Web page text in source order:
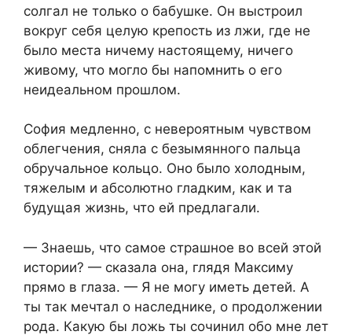
солгал не только о бабушке. Он выстроил
вокруг себя целую крепость из лжи, где не
было места ничему настоящему, ничего
живому, что могло бы напомнить о его
неидеальном прошлом.
София медленно, с невероятным чувством
облегчения, сняла с безымянного пальца
обручальное кольцо. Оно было холодным,
тяжелым и абсолютно гладким, как и та
будущая жизнь, что ей предлагали.
— Знаешь, что самое страшное во всей этой
истории? — сказала она, глядя Максиму
прямо в глаза. — Я не могу иметь детей. А
ты так мечтал о наследнике, о продолжении
рода. Какую бы ложь ты сочинил обо мне лет